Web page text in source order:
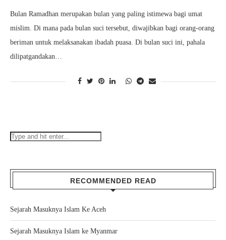
Bulan Ramadhan merupakan bulan yang paling istimewa bagi umat
mislim. Di mana pada bulan suci tersebut, diwajibkan bagi orang-orang
beriman untuk melaksanakan ibadah puasa. Di bulan suci ini, pahala
dilipatgandakan…
RECOMMENDED READ
Sejarah Masuknya Islam Ke Aceh
Sejarah Masuknya Islam ke Myanmar